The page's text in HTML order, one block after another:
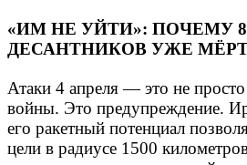
«ИМ НЕ УЙТИ»: ПОЧЕМУ
ДЕСАНТНИКОВ УЖЕ
Атаки 4 апреля — это не
войны. Это предупреждение.
его ракетный потенциал
цели в радиусе 1500